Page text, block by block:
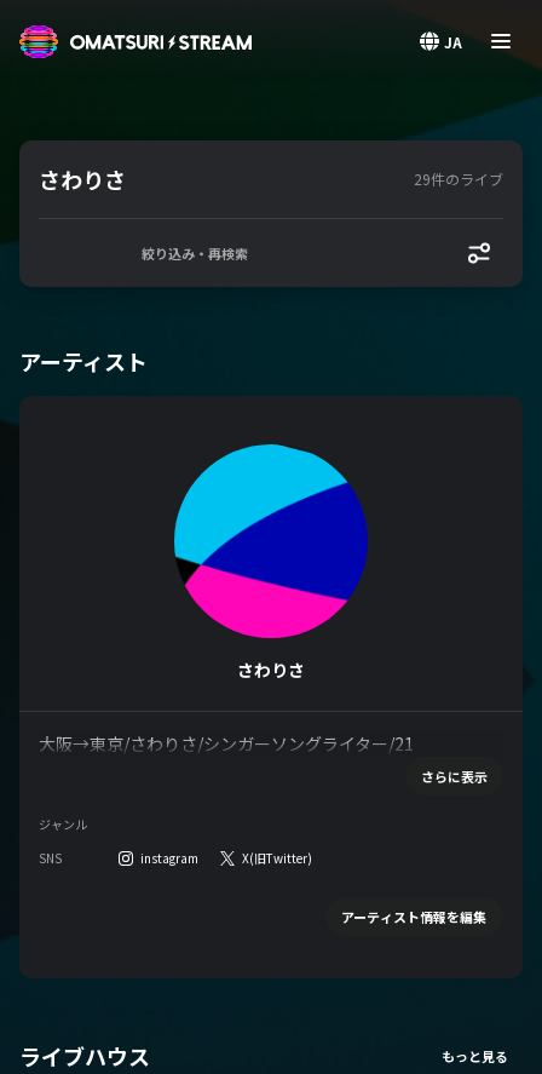
JA
さわりさ 29件のライブ
絞り込み・再検索
アーティスト
さわりさ
大阪→東京/さわりさ/シンガーソングライター/21
さらに表示
ジャンル
SNS
instagram X(旧Twitter)
アーティスト情報を編集
ライブハウス